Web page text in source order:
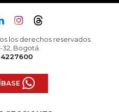
los derechos reservados.
32, Bogotá
4227600